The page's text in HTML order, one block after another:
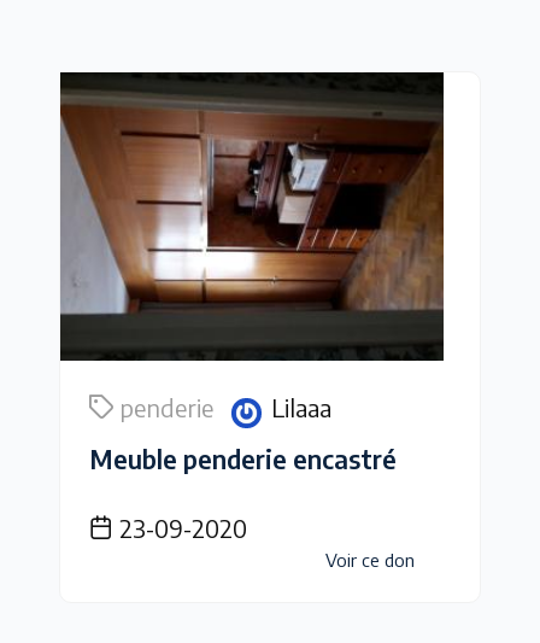
penderie Lilaaa
Meuble penderie encastré
23-09-2020
Voir ce don